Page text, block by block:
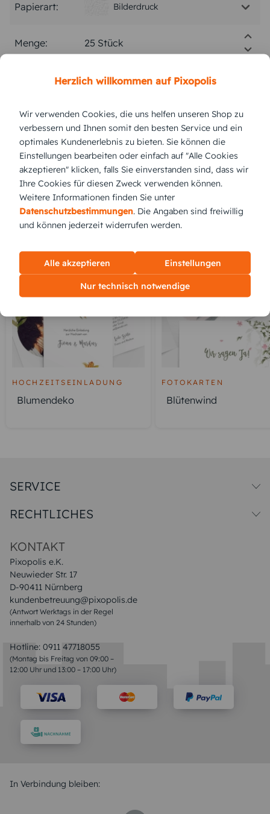
Papierart: Bilderdruck
Menge:
Stückpreis: 2,75 €
Gesamtpreis: 68,75 € Inkl. MwSt. zzgl. Versand
Versand vsl. Dienstag, 11.8.2026
jetzt gestalten
KUNDEN GEFÄLLT AUCH
HOCHZEITSEINLADUNG
Blumendeko
FOTOKARTEN
Blütenwind
KONTAKT
Pixopolis e.K.
Neuwieder Str. 17
D-90411 Nürnberg
kundenbetreuung@pixopolis.de
(Antwort Werktags in der Regel
innerhalb von 24 Stunden)
Hotline: 0911 47718055
(Montag bis Freitag von 09:00 –
12:00 Uhr und 13:00 – 17:00 Uhr)
SERVICE
Druck & Qualitat
RECHTLICHES
Impressum & AGB
In Verbindung bleiben:
Herzlich willkommen auf Pixopolis
Wir verwenden Cookies, die uns helfen unseren Shop zu
verbessern und Ihnen somit den besten Service und ein
optimales Kundenerlebnis zu bieten. Sie können die
Einstellungen bearbeiten oder einfach auf "Alle Cookies
akzeptieren" klicken, falls Sie einverstanden sind, dass wir
Ihre Cookies für diesen Zweck verwenden können.
Weitere Informationen finden Sie unter
Datenschutzbestimmungen. Die Angaben sind freiwillig
und können jederzeit widerrufen werden.
Alle akzeptieren Einstellungen
Nur technisch notwendige